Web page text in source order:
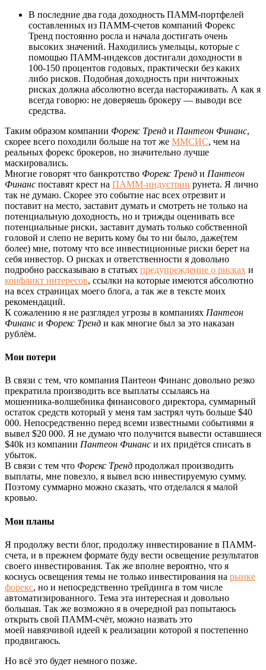
В последние два года доходность ПАММ-портфелей
составленных из ПАММ-счетов компаний Форекс
Тренд постоянно росла и начала достигать очень
высоких значений. Находились умельцы, которые с
помощью ПАММ-индексов достигали доходности в
100-150 процентов годовых, практически без каких
либо рисков. Подобная доходность при ничтожных
рисках должна абсолютно всегда настораживать. А как я
всегда говорю: не доверяешь брокеру — выводи все
средства.
Таким образом компании Форекс Тренд и Пантеон Финанс,
скорее всего походили больше на тот же ММСИС, чем на
реальных форекс брокеров, но значительно лучше
маскировались.
Многие говорят что банкротство Форекс Тренд и Пантеон
Финанс поставят крест на ПАММ-индустрии рунета. Я лично
так не думаю. Скорее это событие нас всех отрезвит и
поставит на место, заставит думать и смотреть не только на
потенциальную доходность, но и трижды оценивать все
потенциальные риски, заставит думать только собственной
головой и слепо не верить кому бы то ни было, даже(тем
более) мне, потому что все инвестиционные риски берет на
себя инвестор. О рисках и ответственности я довольно
подробно рассказываю в статьях предупреждение о рисках и
конфликт интересов, ссылки на которые имеются абсолютно
на всех страницах моего блога, а так же в тексте моих
рекомендаций.
К сожалению я не разглядел угрозы в компаниях Пантеон
Финанс и Форекс Тренд и как многие был за это наказан
рублём.
Мои потери
В связи с тем, что компания Пантеон Финанс довольно резко
прекратила производить все выплаты ссылаясь на
мошенника-волшебника финансового директора, суммарный
остаток средств который у меня там застрял чуть больше $40
000. Непосредственно перед всеми известными событиями я
вывел $20 000. Я не думаю что получится вывести оставшиеся
$40k из компании Пантеон Финанс и их придётся списать в
убыток.
В связи с тем что Форекс Тренд продолжал производить
выплаты, мне повезло, я вывел всю инвестируемую сумму.
Поэтому суммарно можно сказать, что отделался я малой
кровью.
Мои планы
Я продолжу вести блог, продолжу инвестирование в ПАММ-
счета, и в прежнем формате буду вести освещение результатов
своего инвестирования. Так же вполне вероятно, что я
коснусь освещения темы не только инвестирования на рынке
форекс, но и непосредственно трейдинга в том числе
автоматизированного. Тема эта интересная и довольно
большая. Так же возможно я в очередной раз попытаюсь
открыть свой ПАММ-счёт, можно назвать это
моей навязчивой идеей к реализации которой я постепенно
продвигаюсь.
Но всё это будет немного позже.